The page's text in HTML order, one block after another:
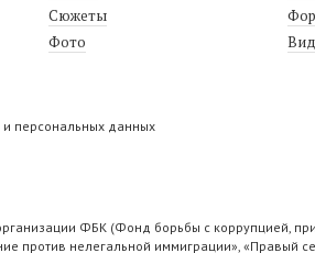
Сюжеты
Фото
и персональных данных
ФБК (Фонд борьбы с коррупцией,
против нелегальной иммиграции», «Правый